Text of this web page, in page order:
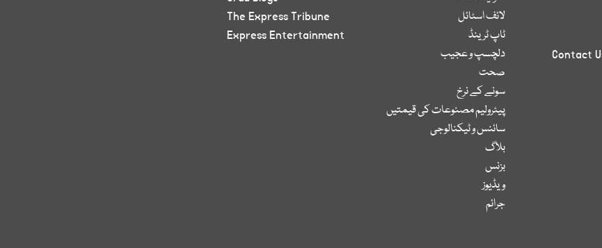
Contact
لائف اسٹائل
ٹاپ ٹرینڈ
دلچسپ و عجیب
صحت
سونے کے نرخ
پیٹرولیم مصنوعات کی قیمتیں
سائنس و ٹیکنالوجی
بلاگ
بزنس
ویڈیوز
جرائم
The Express Tribune
Express Entertainment